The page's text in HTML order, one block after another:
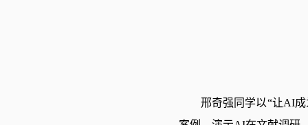
邢奇强同学以“让AI